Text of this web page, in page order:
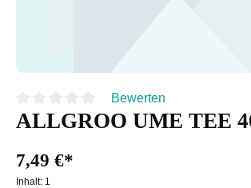
Durchschnittliche Bewertung von 0 von 5
Bewerten
ALLGROO UME TEE
7,49 €*
Inhalt: 1